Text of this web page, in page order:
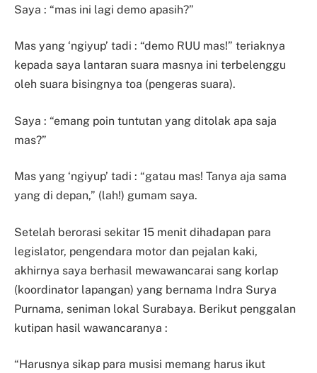
Saya : “mas ini lagi demo apasih?”
Mas yang ‘ngiyup’ tadi : “demo RUU mas!” teriaknya
kepada saya lantaran suara masnya ini terbelenggu
oleh suara bisingnya toa (pengeras suara).
Saya : “emang poin tuntutan yang ditolak apa saja
mas?”
Mas yang ‘ngiyup’ tadi : “gatau mas! Tanya aja sama
yang di depan,” (lah!) gumam saya.
Setelah berorasi sekitar 15 menit dihadapan para
legislator, pengendara motor dan pejalan kaki,
akhirnya saya berhasil mewawancarai sang korlap
(koordinator lapangan) yang bernama Indra Surya
Purnama, seniman lokal Surabaya. Berikut penggalan
kutipan hasil wawancaranya :
“Harusnya sikap para musisi memang harus ikut